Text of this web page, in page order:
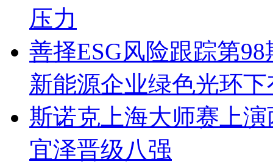
压力
善择ESG风险跟踪第
新能源企业绿色光环
斯诺克上海大师赛上
宜泽晋级八强